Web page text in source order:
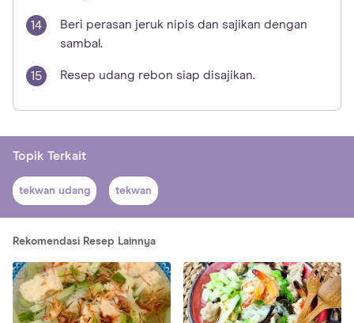
Beri perasan jeruk nipis dan sajikan dengan
sambal.
Resep udang rebon siap disajikan.
Topik Terkait
tekwan udang tekwan
Rekomendasi Resep Lainnya